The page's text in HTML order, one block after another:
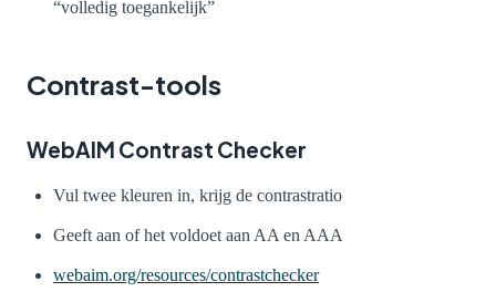
“volledig toegankelijk”
Contrast-tools
WebAIM Contrast Checker
Vul twee kleuren in, krijg de contrastratio
Geeft aan of het voldoet aan AA en AAA
webaim.org/resources/contrastchecker